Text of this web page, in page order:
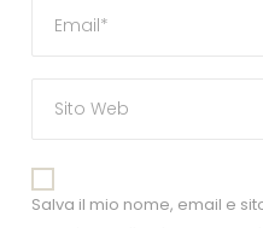
Salva il mio nome, email e